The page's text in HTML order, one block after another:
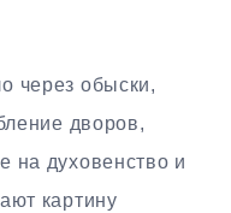
через обыски,
дворов,
на духовенство и
картину